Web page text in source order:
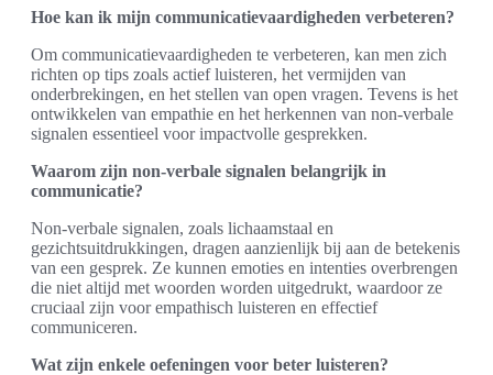
Hoe kan ik mijn communicatievaardigheden verbeteren?
Om communicatievaardigheden te verbeteren, kan men zich
richten op tips zoals actief luisteren, het vermijden van
onderbrekingen, en het stellen van open vragen. Tevens is het
ontwikkelen van empathie en het herkennen van non-verbale
signalen essentieel voor impactvolle gesprekken.
Waarom zijn non-verbale signalen belangrijk in
communicatie?
Non-verbale signalen, zoals lichaamstaal en
gezichtsuitdrukkingen, dragen aanzienlijk bij aan de betekenis
van een gesprek. Ze kunnen emoties en intenties overbrengen
die niet altijd met woorden worden uitgedrukt, waardoor ze
cruciaal zijn voor empathisch luisteren en effectief
communiceren.
Wat zijn enkele oefeningen voor beter luisteren?